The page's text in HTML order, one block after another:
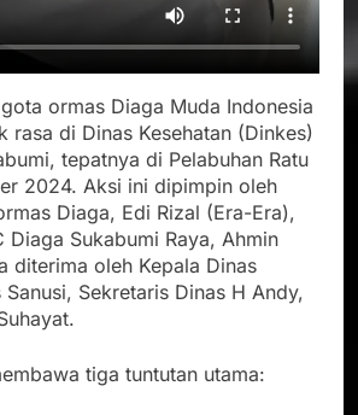
ormas Diaga Muda Indonesia
rasa di Dinas Kesehatan (Dinkes)
tepatnya di Pelabuhan Ratu
2024. Aksi ini dipimpin oleh
Diaga, Edi Rizal (Era-Era),
Diaga Sukabumi Raya, Ahmin
diterima oleh Kepala Dinas
Sanusi, Sekretaris Dinas H Andy,
tiga tuntutan utama: